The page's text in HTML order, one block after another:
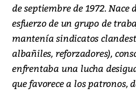
de septiembre de 1972. Nace
esfuerzo de un grupo de
mantenía sindicatos
albañiles, reforzadores),
enfrentaba una lucha
que favorece a los patronos,